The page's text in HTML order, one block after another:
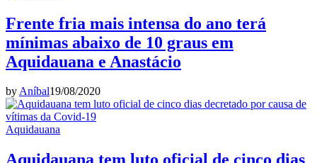
Frente fria mais intensa do ano terá
mínimas abaixo de 10 graus em
Aquidauana e Anastácio
byAníbal19/08/2020
Aquidauana